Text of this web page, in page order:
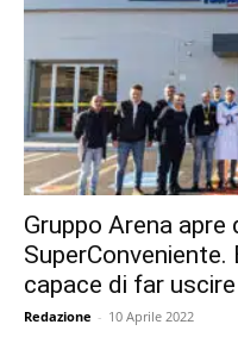
Gruppo Arena apre
capace di far
Redazione - 10 Aprile 2022